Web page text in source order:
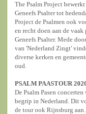
The Psalm Project
Geneefs Psalter tot
Project de Psalmen ook
en recht doen aan de
Geneefs Psalter. Mede
van 'Nederland Zingt'
diverse kerken en
oud.
PSALM PAASTOUR
De Psalm Pasen
begrip in Nederland. Dit
de tour ook Rijnsburg